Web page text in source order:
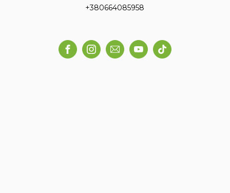
+380664085958